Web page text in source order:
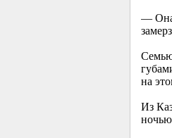
— Она
на
Из